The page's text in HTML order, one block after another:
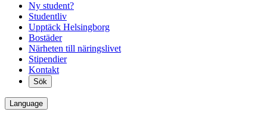
Ny student?
Studentliv
Upptäck Helsingborg
Bostäder
Närheten till näringslivet
Stipendier
Kontakt
Sök
Language